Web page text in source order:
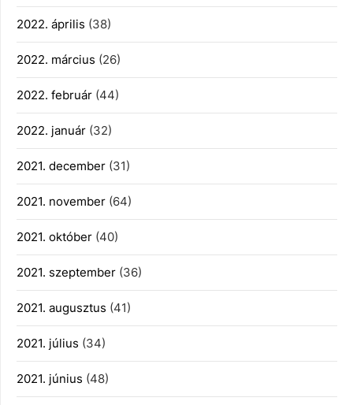
2022. április (38)
2022. március (26)
2022. február (44)
2022. január (32)
2021. december (31)
2021. november (64)
2021. október (40)
2021. szeptember (36)
2021. augusztus (41)
2021. július (34)
2021. június (48)